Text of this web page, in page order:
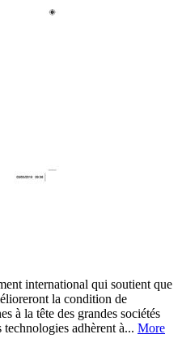
international qui soutient que
la condition de
à la tête des grandes sociétés
adhèrent à... More